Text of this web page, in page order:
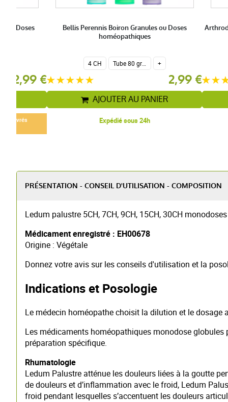
ou Doses
2,99 €
ouvrés
Bellis Perennis Boiron Granules ou Doses
homéopathiques
4 CH Tube 80 granules homéopathiques 4 g. +
2,99 €
AJOUTER AU PANIER
Expédié sous 24h
PRÉSENTATION - CONSEIL D'UTILISATION - COMPOSITION
Ledum palustre 5CH, 7CH, 9CH, 15CH, 30CH
Médicament enregistré : EH00678
Origine : Végétale
Donnez votre avis sur les conseils d'utilisation et la
Indications et Posologie
Le médecin homéopathe choisit la dilution et le
Les médicaments homéopathiques monodose
préparation spécifique.
Rhumatologie
Ledum Palustre atténue les douleurs liées à la goutte
de douleurs et d’inflammation avec le froid, Ledum
froid pendant lesquelles s’accentuent les douleurs